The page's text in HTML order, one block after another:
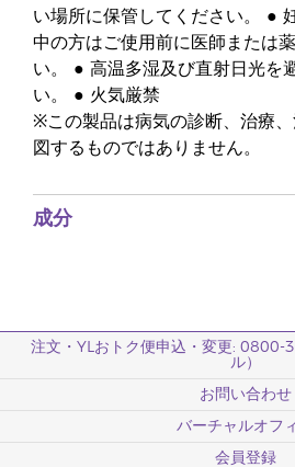
い場所に保管してください。 ●
中の方はご使用前に医師または
い。 ● 高温多湿及び直射日光を
い。 ● 火気厳禁
※この製品は病気の診断、治療
図するものではありません。
成分
注文・YLおトク便申込・変更: 0800-
ル）
お問い合わせ
バーチャルオフ
会員登録